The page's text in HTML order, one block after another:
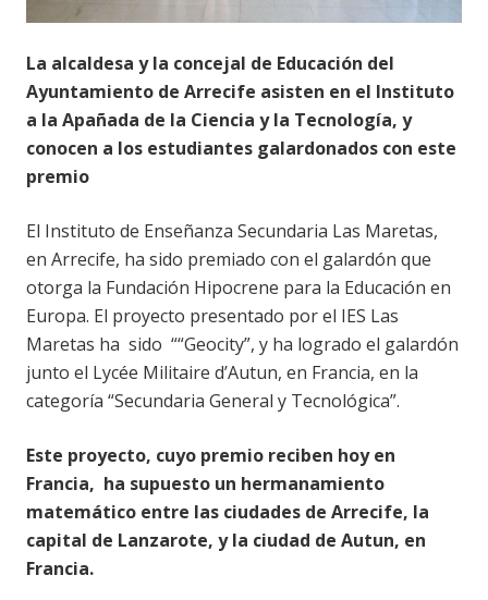
La alcaldesa y la concejal de Educación del
Ayuntamiento de Arrecife asisten en el Instituto
a la Apañada de la Ciencia y la Tecnología, y
conocen a los estudiantes galardonados con este
premio
El Instituto de Enseñanza Secundaria Las Maretas,
en Arrecife, ha sido premiado con el galardón que
otorga la Fundación Hipocrene para la Educación en
Europa. El proyecto presentado por el IES Las
Maretas ha sido ““Geocity”, y ha logrado el galardón
junto el Lycée Militaire d’Autun, en Francia, en la
categoría “Secundaria General y Tecnológica”.
Este proyecto, cuyo premio reciben hoy en
Francia, ha supuesto un hermanamiento
matemático entre las ciudades de Arrecife, la
capital de Lanzarote, y la ciudad de Autun, en
Francia.